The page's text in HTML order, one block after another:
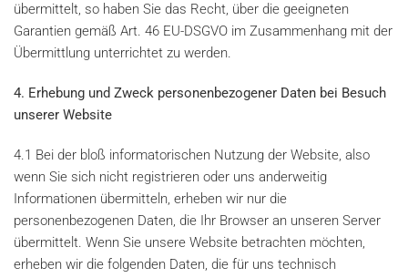
übermittelt, so haben Sie das Recht, über die geeigneten
Garantien gemäß Art. 46 EU-DSGVO im Zusammenhang mit der
Übermittlung unterrichtet zu werden.
4. Erhebung und Zweck personenbezogener Daten bei Besuch
unserer Website
4.1 Bei der bloß informatorischen Nutzung der Website, also
wenn Sie sich nicht registrieren oder uns anderweitig
Informationen übermitteln, erheben wir nur die
personenbezogenen Daten, die Ihr Browser an unseren Server
übermittelt. Wenn Sie unsere Website betrachten möchten,
erheben wir die folgenden Daten, die für uns technisch